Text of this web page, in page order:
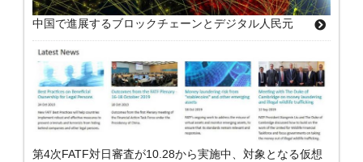
中国で進展するブロックチェーンとデジタル人民元
第4次FATF対日審査が10.28から実施中、対象となる仮想